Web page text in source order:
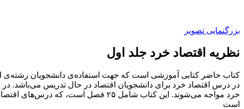
بزرگنمایی تصویر
نظریه اقتصاد خرد جلد اول
کتاب حاضر کتابی آموزشی است که جهت استفاده‌ی دانشجویان رشته‌ی
در درس اقتصاد خرد برای دانشجویان اقتصاد در حال تدریس می‌باشد. در
است